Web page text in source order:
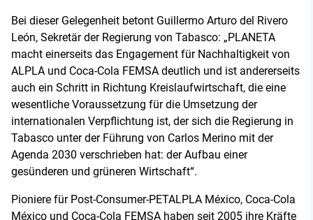
Bei dieser Gelegenheit betont Guillermo Arturo del Rivero
León, Sekretär der Regierung von Tabasco: „PLANETA
macht einerseits das Engagement für Nachhaltigkeit von
ALPLA und Coca-Cola FEMSA deutlich und ist andererseits
auch ein Schritt in Richtung Kreislaufwirtschaft, die eine
wesentliche Voraussetzung für die Umsetzung der
internationalen Verpflichtung ist, der sich die Regierung in
Tabasco unter der Führung von Carlos Merino mit der
Agenda 2030 verschrieben hat: der Aufbau einer
gesünderen und grüneren Wirtschaft“.
Pioniere für Post-Consumer-PETALPLA México, Coca-Cola
México und Coca-Cola FEMSA haben seit 2005 ihre Kräfte